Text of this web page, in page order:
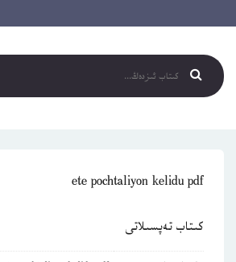
ete pochtaliyon kelidu pdf
كىتاب تەپسىلاتى